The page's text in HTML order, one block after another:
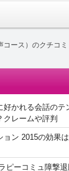
コース）のクチコ
好かれる会話のテ
クレームや評判
ン 2015の効果
ピーコミュ障撃